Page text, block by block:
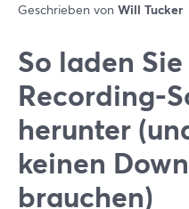
Geschrieben von Will Tucker
So laden
Recording-
herunter
keinen
brauchen)